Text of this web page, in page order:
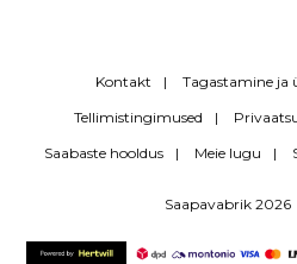
Kontakt
Tagastamine ja
Tellimistingimused
Saabaste hooldus
Meie lugu
Saapavabrik 2026